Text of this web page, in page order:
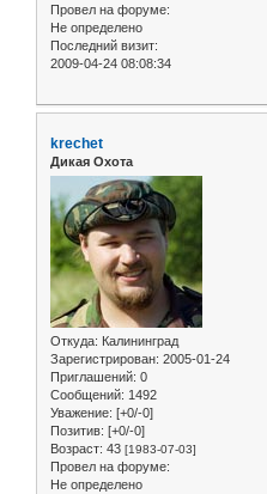
Провел на форуме:
Не определено
Последний визит:
2009-04-24 08:08:34
krechet
Дикая Охота
Откуда: Калининград
Зарегистрирован: 2005-01-24
Приглашений: 0
Сообщений: 1492
Уважение: [+0/-0]
Позитив: [+0/-0]
Возраст: 43 [1983-07-03]
Провел на форуме:
Не определено